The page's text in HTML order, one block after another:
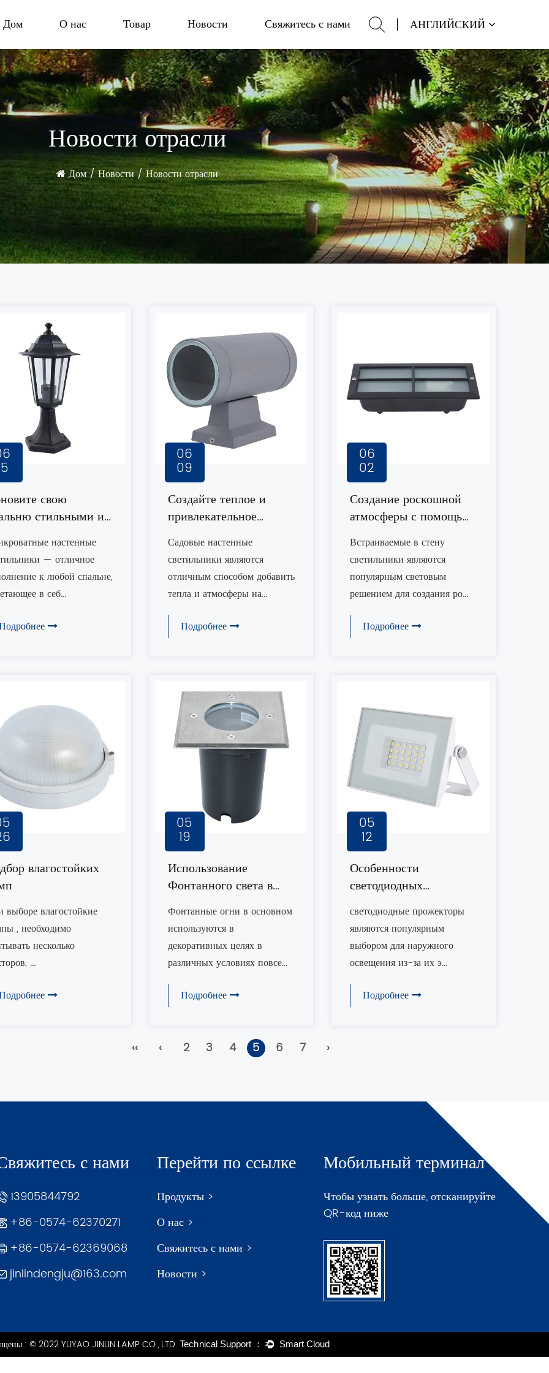
Дом О нас Товар Новости Свяжитесь с нами АНГЛИЙСКИЙ
Новости отрасли
Дом/Новости/Новости отрасли
свою
стильными и
настенные
— отличное
к любой спальне,
в себ...
06
09
Создайте теплое и
привлекательное
пространство на
открытом воздухе с
садовыми настенными
светильниками
Садовые настенные
светильники являются
отличным способом добавить
тепла и атмосферы на...
Подробнее
06
02
Создание роскошной
атмосферы с помощью
встроенных в стену
светильников
Встраиваемые в стену
светильники являются
популярным световым
решением для создания ро...
Подробнее
влагостойких
выборе влагостойкие
, необходимо
несколько
...
05
19
Использование
Фонтанного света в
повседневной жизни
Фонтанные огни в основном
используются в
декоративных целях в
различных условиях повсе...
Подробнее
05
12
Особенности
светодиодных
светодиодные прожекторы
являются популярным
выбором для наружного
освещения из-за их э...
Подробнее
‹‹ ‹ 2 3 4 5 6 7 ›
с нами
13905844792
+86-0574-62370271
+86-0574-62369068
jinlindengju@163.com
Перейти по ссылке
Продукты >
О нас >
Свяжитесь с нами >
Новости >
Мобильный терминал
Чтобы узнать больше, отсканируйте
QR-код ниже
: © 2022 YUYAO JINLIN LAMP CO., LTD.